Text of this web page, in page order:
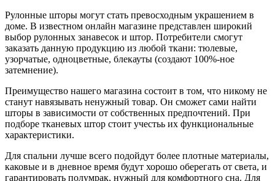
Рулонные шторы могут стать превосходным украшением в
доме. В известном онлайн магазине представлен широкий
выбор рулонных занавесок и штор. Потребители смогут
заказать данную продукцию из любой ткани: тюлевые,
узорчатые, одноцветные, блекауты (создают 100%-ное
затемнение).
Преимущество нашего магазина состоит в том, что никому не
станут навязывать ненужный товар. Он сможет сами найти
шторы в зависимости от собственных предпочтений. При
подборе тканевых штор стоит учестьь их функциональные
характеристики.
Для спальни лучше всего подойдут более плотные материалы,
каковые и в дневное время будут хорошо оберегать от света, и
гарантировать полумрак, нужный для комфортного сна. Для